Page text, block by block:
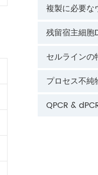
複製に必要な
残留宿主細胞
セルラインの
プロセス不純
QPCR &